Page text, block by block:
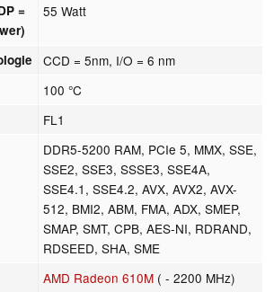
=
55 Watt
CCD = 5nm, I/O = 6 nm
100 °C
FL1
DDR5-5200 RAM, PCIe 5, MMX, SSE,
SSE2, SSE3, SSSE3, SSE4A,
SSE4.1, SSE4.2, AVX, AVX2, AVX-
512, BMI2, ABM, FMA, ADX, SMEP,
SMAP, SMT, CPB, AES-NI, RDRAND,
RDSEED, SHA, SME
AMD Radeon 610M ( - 2200 MHz)